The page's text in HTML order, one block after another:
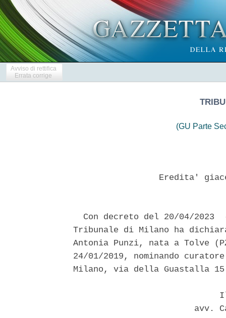
Avviso di rettifica
Errata corrige
(GU Parte
Eredita'
Con decreto del 20/04/2023
Tribunale di Milano ha
Antonia Punzi, nata a Tolve
24/01/2019, nominando
Milano, via della Guastalla
avv.